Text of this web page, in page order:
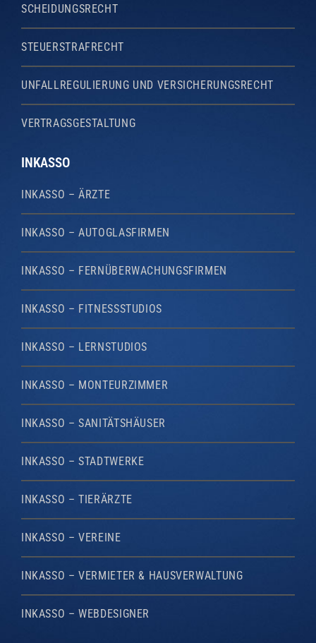
SCHEIDUNGSRECHT
STEUERSTRAFRECHT
UNFALLREGULIERUNG UND VERSICHERUNGSRECHT
VERTRAGSGESTALTUNG
INKASSO
INKASSO – ÄRZTE
INKASSO – AUTOGLASFIRMEN
INKASSO – FERNÜBERWACHUNGSFIRMEN
INKASSO – FITNESSSTUDIOS
INKASSO – LERNSTUDIOS
INKASSO – MONTEURZIMMER
INKASSO – SANITÄTSHÄUSER
INKASSO – STADTWERKE
INKASSO – TIERÄRZTE
INKASSO – VEREINE
INKASSO – VERMIETER & HAUSVERWALTUNG
INKASSO – WEBDESIGNER